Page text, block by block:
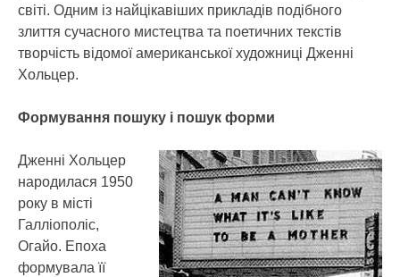
світі. Одним із найцікавіших прикладів подібного
злиття сучасного мистецтва та поетичних текстів
творчість відомої американської художниці Дженні
Хольцер.
Формування пошуку і пошук форми
Дженні Хольцер
народилася 1950
року в місті
Галліополіс,
Огайо. Епоха
формувала її